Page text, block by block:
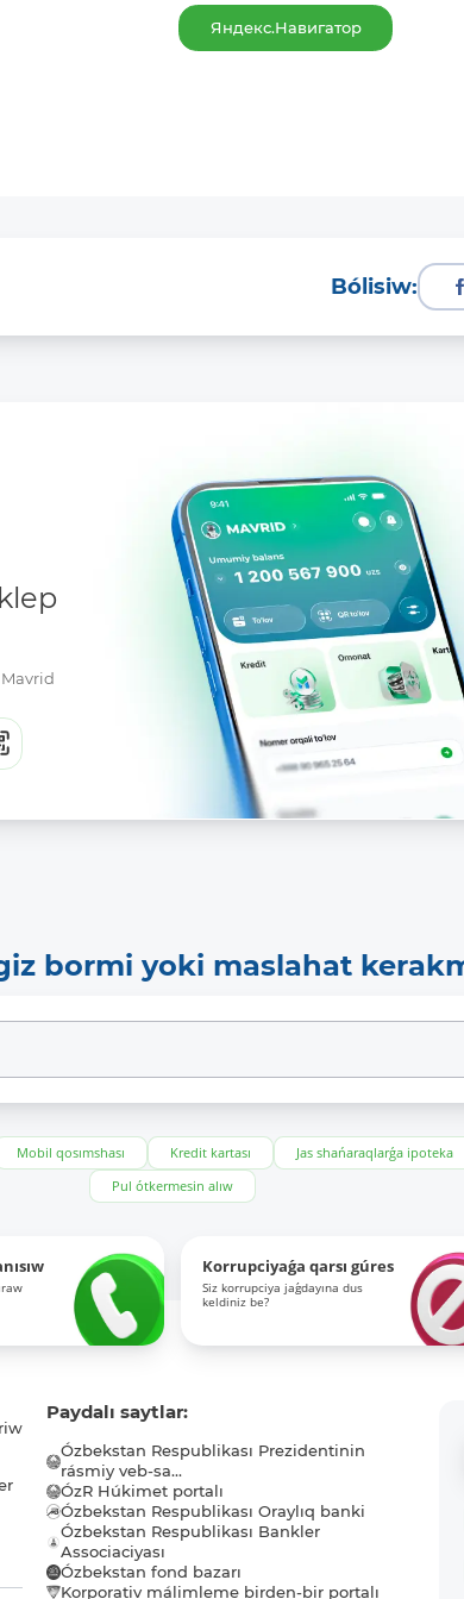
Яндекс.Навигатор
Bólisiw:
bormi yoki maslahat
Mobil qosımshası Kredit kartası Jas shańaraqlarǵa ipoteka
Pul ótkermesin alıw
Korrupciyaǵa qarsı gúres
Siz korrupciya jaǵdayına dus
keldiniz be?
Paydalı saytlar:
Ózbekstan Respublikası Prezidentinin
rásmiy veb-sa...
ÓzR Húkimet portalı
Ózbekstan Respublikası Oraylıq banki
Ózbekstan Respublikası Bankler
Associaciyası
Ózbekstan fond bazarı
Korporativ málimleme birden-bir portalı